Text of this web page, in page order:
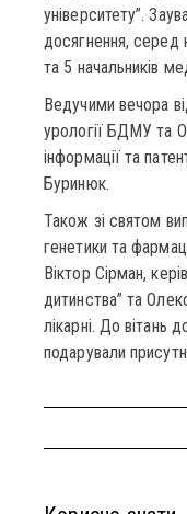
університету”.
досягнення, серед
та 5 начальників
Ведучими вечора
урології БДМУ та
iнформацiї та
Буринюк.
Також зі святом
генетики та
Віктор Сірман,
дитинства” та
лікарні. До вітань
подарували